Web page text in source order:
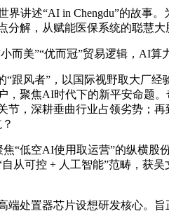
述“AI in Chengdu”的故事
解，从赋能医保系统的聪慧大
美”“优而冠”贸易逻辑，AI算
风者”，以国际视野取大厂
聚焦AI时代下的新平安命题
，深耕垂曲行业占领劣势；
空AI使用取运营”的纵横股
从可控 + 人工智能”范畴，获
置器芯片设想研发核心。